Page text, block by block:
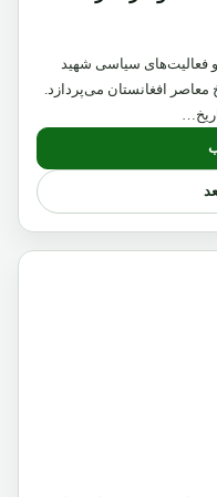
فعالیت‌های سیاسی شهید
افغانستان می‌پردازد.